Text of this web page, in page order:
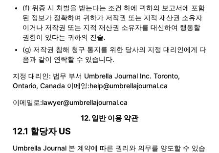
(f) 위증 시 처벌을 받는다는 조건 하에 귀하의 보고서에 포함
된 정보가 정확하며 귀하가 저작권 또는 지적 재산권 소유자
이거나 저작권 또는 지적 재산권 소유자를 대신하여 행동할
권한이 있다는 귀하의 진술.
(g) 저작권 침해 청구 통지를 위한 당사의 지정 대리인에게 다
음과 같이 연락할 수 있습니다.
지정 대리인: 법무 부서 Umbrella Journal Inc. Toronto,
Ontario, Canada 이메일:help@umbrellajournal.ca
이메일로:lawyer@umbrellajournal.ca
12. 일반 이용 약관
12.1 할당자 US
Umbrella Journal 본 계약에 따른 권리와 의무를 양도할 수 있습